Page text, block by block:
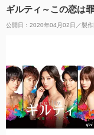
ギルティ～この恋は
公開日：2020年04月02日 製作